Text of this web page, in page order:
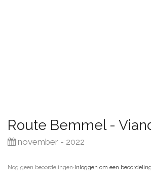
Route Bemmel -
november - 2022
Nog geen beoordelingen·Inloggen om een